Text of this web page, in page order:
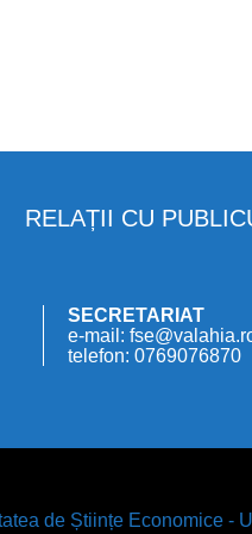
RELAȚII CU
SECRETARIAT
e-mail:
telefon: 0769076870
de Științe Economice -